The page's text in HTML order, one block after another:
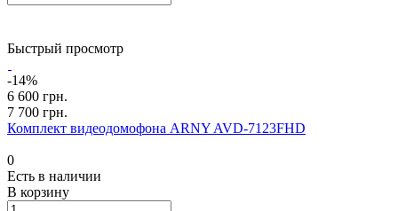
Быстрый просмотр
-14%
6 600 грн.
7 700 грн.
Комплект видеодомофона ARNY AVD-7123FHD
0
Есть в наличии
В корзину